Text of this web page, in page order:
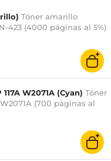
Tóner amarillo
423 (4000 páginas al 5%)
W2071A (Cyan) Tóner
(700 páginas al